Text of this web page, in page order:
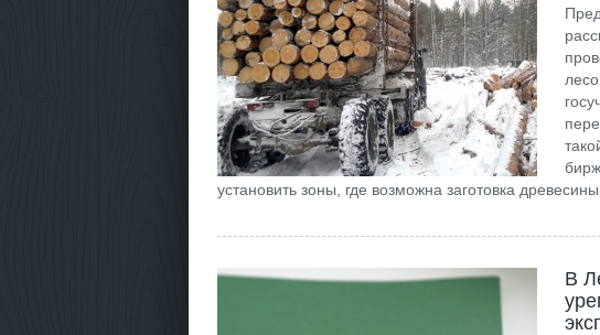
установить зоны, где возможна заготовка
В